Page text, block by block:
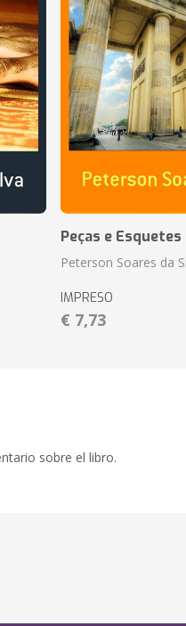
Peças e
Peterson Soares da
IMPRESO
€ 7,73
sobre el libro.